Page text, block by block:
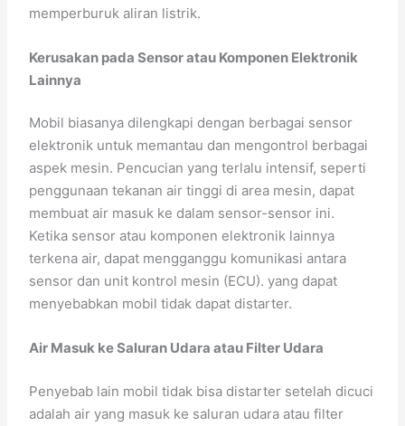
memperburuk aliran listrik.
Kerusakan pada Sensor atau Komponen Elektronik
Lainnya
Mobil biasanya dilengkapi dengan berbagai sensor
elektronik untuk memantau dan mengontrol berbagai
aspek mesin. Pencucian yang terlalu intensif, seperti
penggunaan tekanan air tinggi di area mesin, dapat
membuat air masuk ke dalam sensor-sensor ini.
Ketika sensor atau komponen elektronik lainnya
terkena air, dapat mengganggu komunikasi antara
sensor dan unit kontrol mesin (ECU). yang dapat
menyebabkan mobil tidak dapat distarter.
Air Masuk ke Saluran Udara atau Filter Udara
Penyebab lain mobil tidak bisa distarter setelah dicuci
adalah air yang masuk ke saluran udara atau filter